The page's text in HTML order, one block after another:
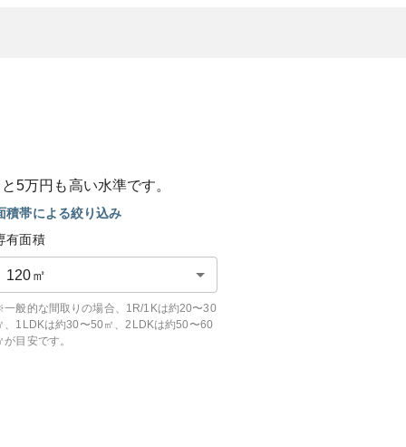
5万円も高い水準です。
積帯による絞り込み
有面積
120㎡
般的な間取りの場合、1R/1Kは約20〜30
、1LDKは約30〜50㎡、2LDKは約50〜60
が目安です。